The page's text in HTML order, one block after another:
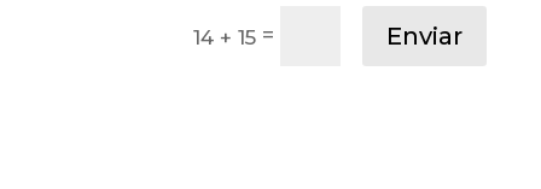
14 + 15 = Enviar